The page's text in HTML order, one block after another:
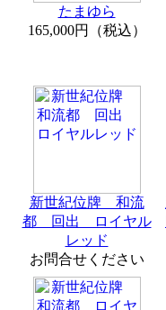
たまゆら
165,000円（税込）
新世紀位牌 和流
都 回出 ロイヤル
レッド
お問合せください